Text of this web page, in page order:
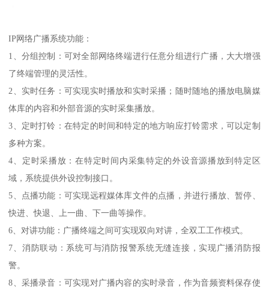
IP网络广播系统功能：
1、分组控制：可对全部网络终端进行任意分组进行广播，大大增强
了终端管理的灵活性。
2、实时任务：可实现实时播放和实时采播；随时随地的播放电脑媒
体库的内容和外部音源的实时采集播放。
3、定时打铃：在特定的时间和特定的地方响应打铃需求，可以定制
多种方案。
4、定时采播放：在特定时间内采集特定的外设音源播放到特定区
域，系统提供外设控制接口。
5、点播功能：可实现远程媒体库文件的点播，并进行播放、暂停、
快进、快退、上一曲、下一曲等操作。
6、对讲功能：广播终端之间可实现双向对讲，全双工工作模式。
7、消防联动：系统可与消防报警系统无缝连接，实现广播消防报
警。
8、采播录音：可实现对广播内容的实时录音，作为音频资料保存使